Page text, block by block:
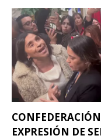
EXPRESIÓN DE